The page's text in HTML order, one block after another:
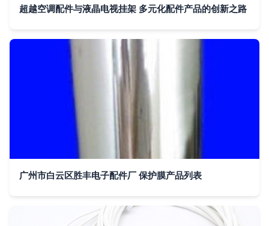
超越空调配件与液晶电视挂架 多元化配件产品的创新之路
广州市白云区胜丰电子配件厂 保护膜产品列表